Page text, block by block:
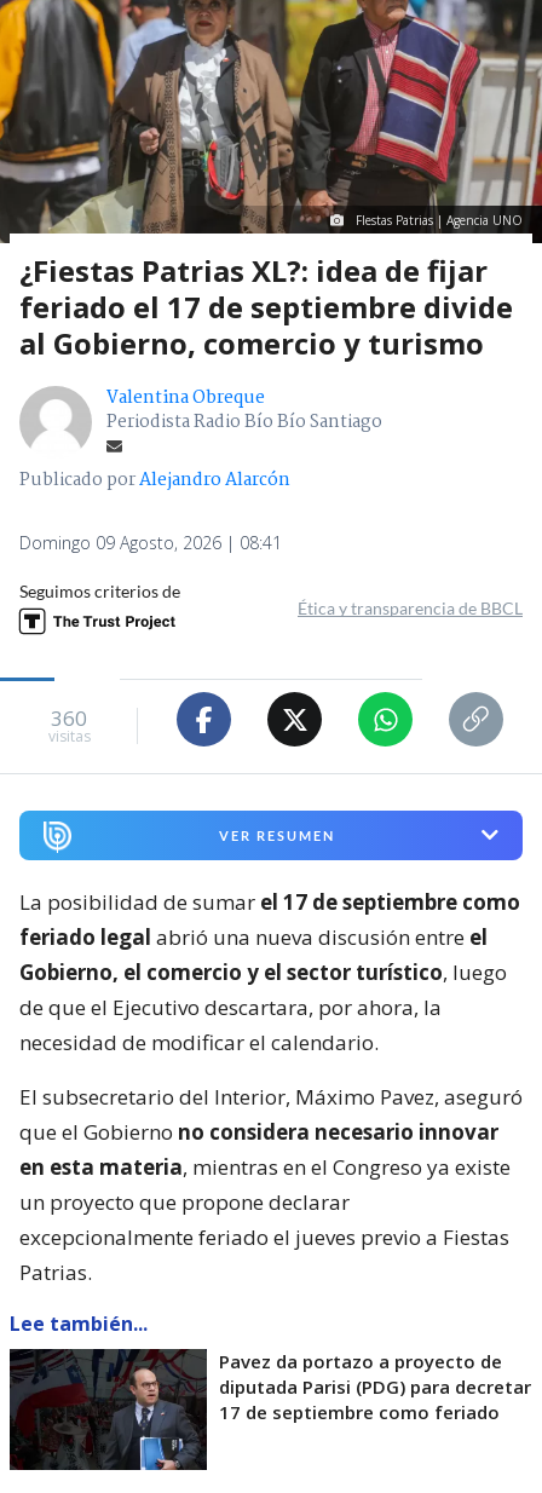
FIestas Patrias | Agencia UNO
¿Fiestas Patrias XL?: idea de fijar
feriado el 17 de septiembre divide
al Gobierno, comercio y turismo
Valentina Obreque
Periodista Radio Bío Bío Santiago
Publicado porAlejandro Alarcón
Domingo 09 Agosto, 2026 | 08:41
Seguimos criterios de
Ética y transparencia de BBCL
360
visitas
VER RESUMEN
La posibilidad de sumar el 17 de septiembre como
feriado legal abrió una nueva discusión entre el
Gobierno, el comercio y el sector turístico, luego
de que el Ejecutivo descartara, por ahora, la
necesidad de modificar el calendario.
El subsecretario del Interior, Máximo Pavez, aseguró
que el Gobierno no considera necesario innovar
en esta materia, mientras en el Congreso ya existe
un proyecto que propone declarar
excepcionalmente feriado el jueves previo a Fiestas
Patrias.
Lee también...
Pavez da portazo a proyecto de
diputada Parisi (PDG) para decretar
17 de septiembre como feriado